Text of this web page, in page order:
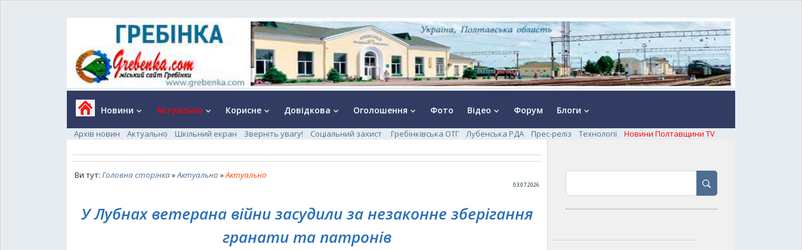
Новини keyboard_arrow_down Актуально keyboard_arrow_down Корисне keyboard_arrow_down Довідкова keyboard_arrow_down Оголошення keyboard_arrow_down Фото Відео keyboard_arrow_down Форум Блоги keyboard_arrow_down
Архів новин Актуально Шкільний екран Зверніть увагу! Соціальний захист Гребінківська ОТГ Лубенська РДА Прес-реліз Технології Новини Полтавщини TV
Ви тут: Головна сторінка»Актуально »Актуально
03.07.2026
У Лубнах ветерана війни засудили за незаконне зберігання
гранати та патронів